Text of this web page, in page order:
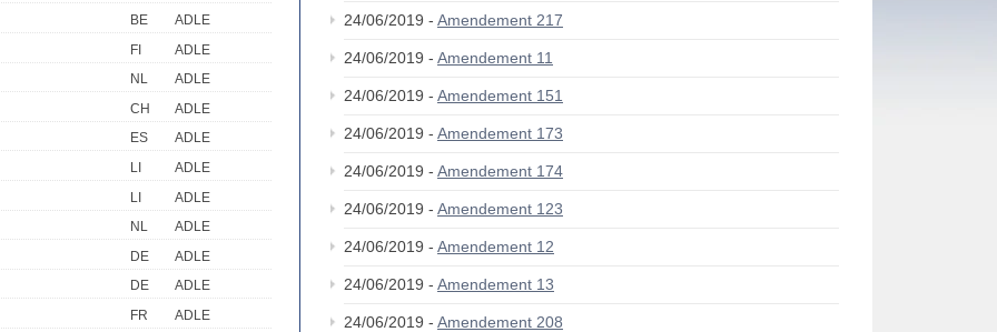
BE
ADLE
FI
ADLE
NL
ADLE
CH
ADLE
ES
ADLE
LI
ADLE
LI
ADLE
NL
ADLE
DE
ADLE
DE
ADLE
FR
ADLE
24/06/2019 - Amendement 217
24/06/2019 - Amendement 11
24/06/2019 - Amendement 151
24/06/2019 - Amendement 173
24/06/2019 - Amendement 174
24/06/2019 - Amendement 123
24/06/2019 - Amendement 12
24/06/2019 - Amendement 13
24/06/2019 - Amendement 208